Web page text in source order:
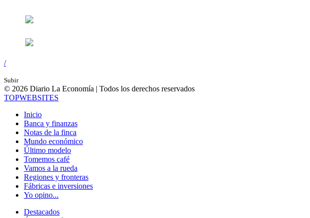
/
Subir
© 2026 Diario La Economía | Todos los derechos reservados
TOPWEBSITES
Inicio
Banca y finanzas
Notas de la finca
Mundo económico
Último modelo
Tomemos café
Vamos a la rueda
Regiones y fronteras
Fábricas e inversiones
Yo opino...
Destacados